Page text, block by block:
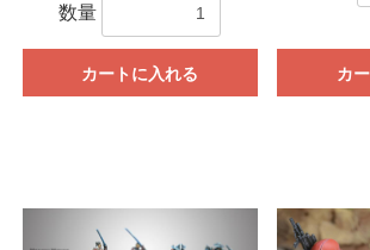
数量
カートに入れる カ